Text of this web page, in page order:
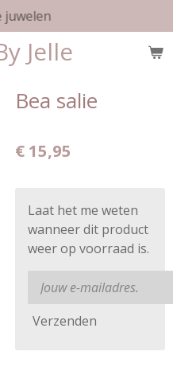
Jelle
juwelen
Bea salie
€ 15,95
Laat het me weten
wanneer dit product
weer op voorraad is.
Verzenden